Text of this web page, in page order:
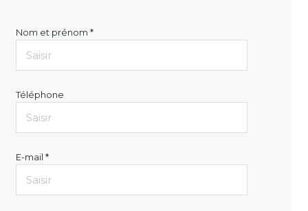
Nom et prénom *
Téléphone
E-mail *